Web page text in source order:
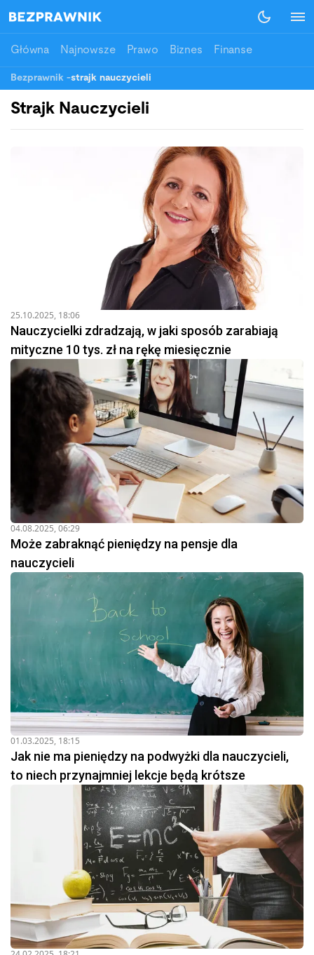
Główna Najnowsze Prawo Biznes Finanse
Bezprawnik -strajk nauczycieli
Strajk Nauczycieli
25.10.2025, 18:06
Nauczycielki zdradzają, w jaki sposób zarabiają
mityczne 10 tys. zł na rękę miesięcznie
04.08.2025, 06:29
Może zabraknąć pieniędzy na pensje dla
nauczycieli
01.03.2025, 18:15
Jak nie ma pieniędzy na podwyżki dla nauczycieli,
to niech przynajmniej lekcje będą krótsze